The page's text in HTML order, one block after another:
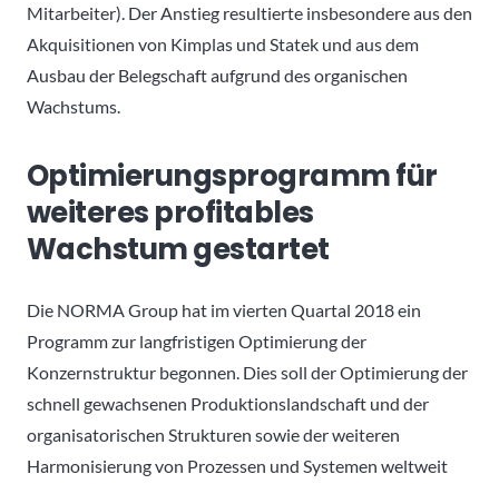
Mitarbeiter). Der Anstieg resultierte insbesondere aus den
Akquisitionen von Kimplas und Statek und aus dem
Ausbau der Belegschaft aufgrund des organischen
Wachstums.
Optimierungsprogramm für
weiteres profitables
Wachstum gestartet
Die NORMA Group hat im vierten Quartal 2018 ein
Programm zur langfristigen Optimierung der
Konzernstruktur begonnen. Dies soll der Optimierung der
schnell gewachsenen Produktionslandschaft und der
organisatorischen Strukturen sowie der weiteren
Harmonisierung von Prozessen und Systemen weltweit